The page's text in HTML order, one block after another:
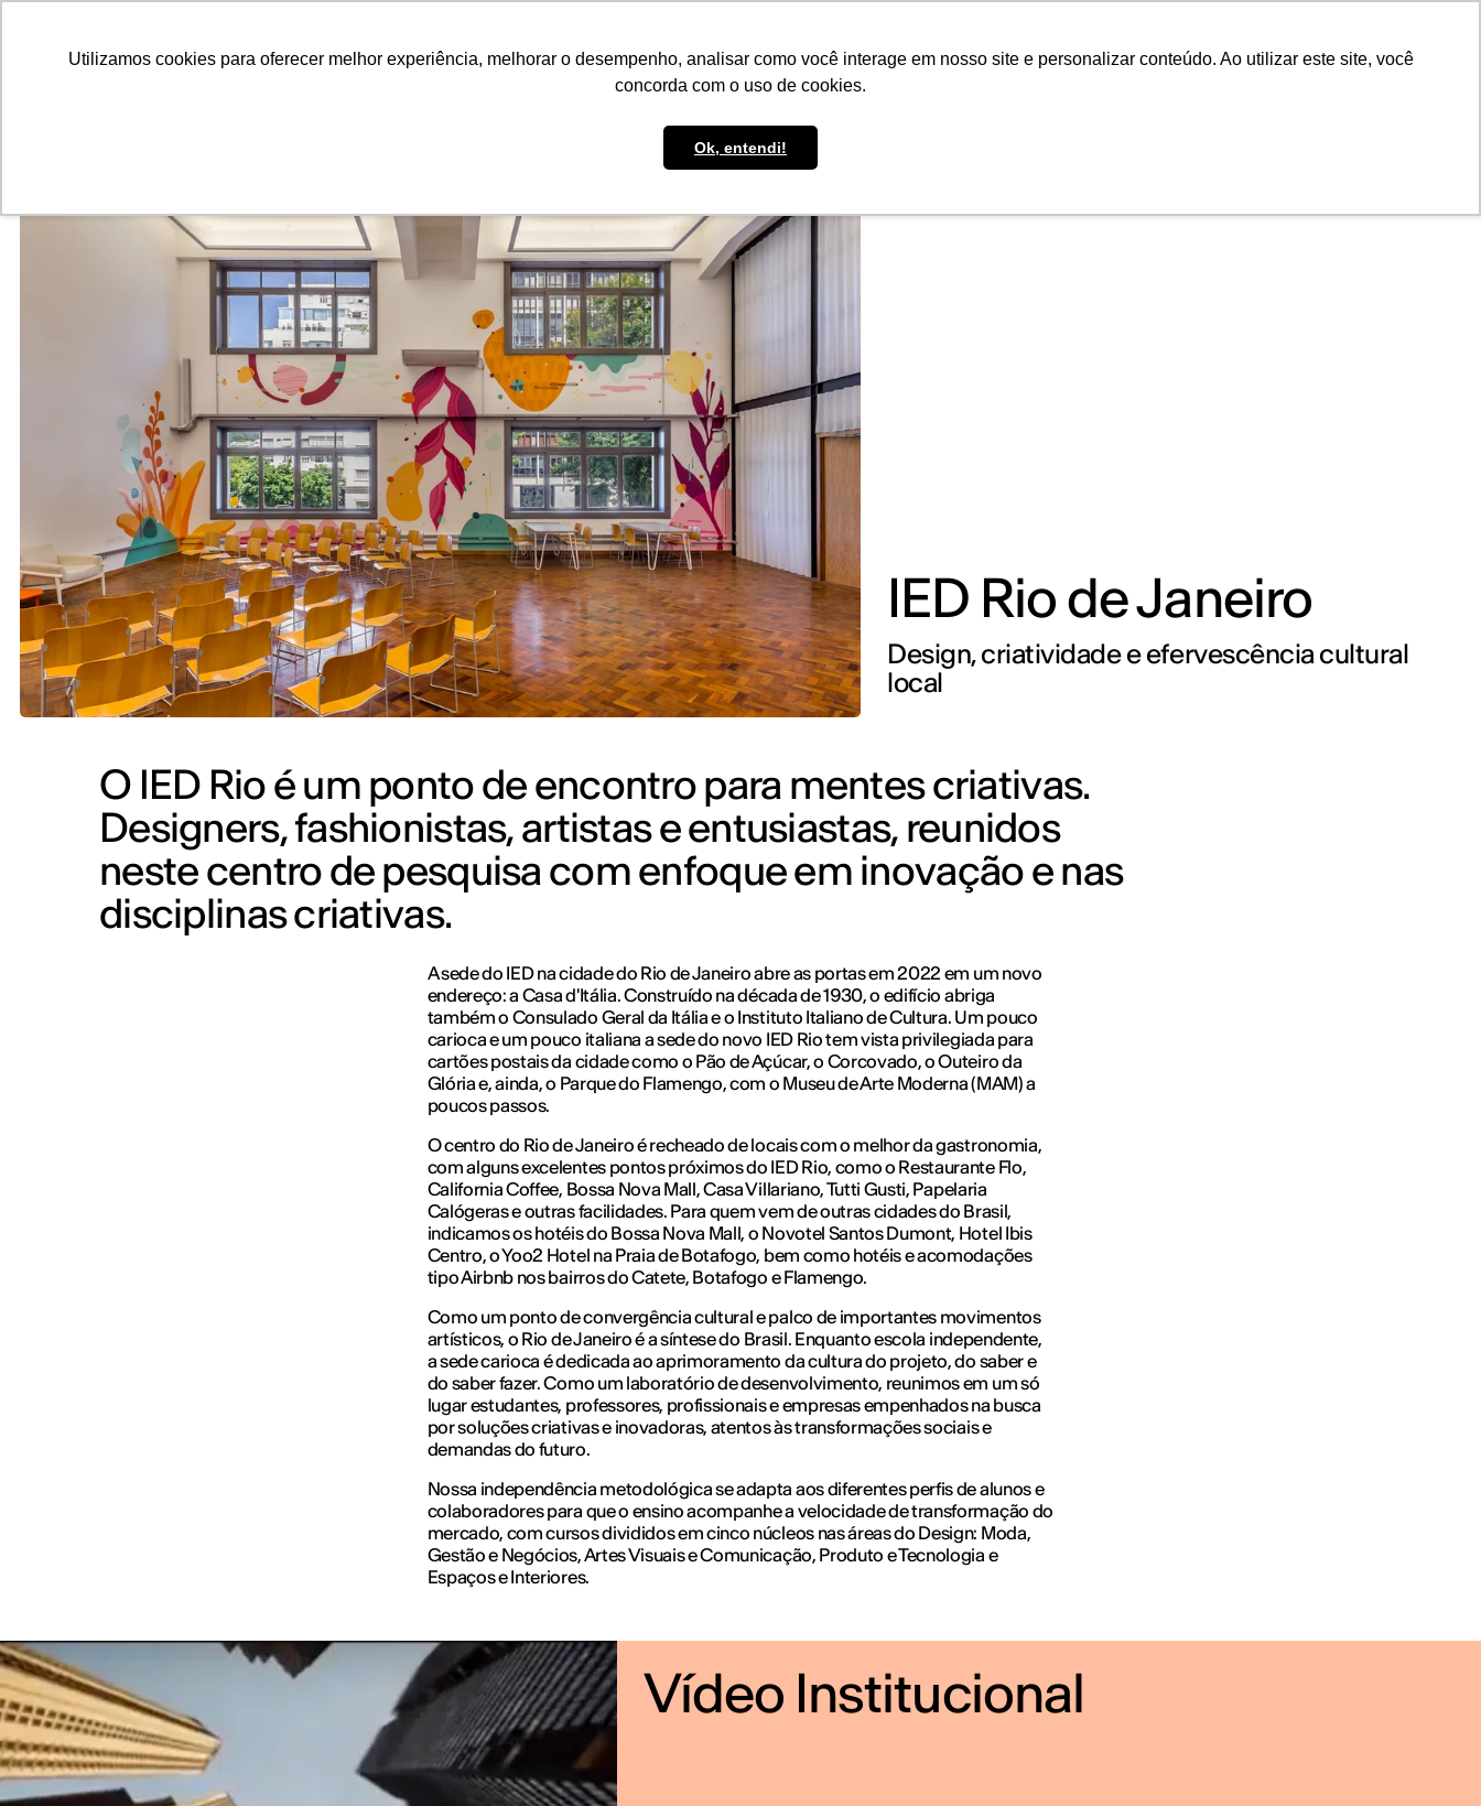
Utilizamos cookies para oferecer melhor experiência, melhorar o desempenho, analisar como você interage em nosso site e personalizar conteúdo. Ao utilizar este site, você
concorda com o uso de cookies.
Ok, entendi!
IED Rio de Janeiro
Design, criatividade e efervescência cultural
local
O IED Rio é um ponto de encontro para mentes criativas.
Designers, fashionistas, artistas e entusiastas, reunidos
neste centro de pesquisa com enfoque em inovação e nas
disciplinas criativas.
A sede do IED na cidade do Rio de Janeiro abre as portas em 2022 em um novo
endereço: a Casa d'Itália. Construído na década de 1930, o edifício abriga
também o Consulado Geral da Itália e o Instituto Italiano de Cultura. Um pouco
carioca e um pouco italiana a sede do novo IED Rio tem vista privilegiada para
cartões postais da cidade como o Pão de Açúcar, o Corcovado, o Outeiro da
Glória e, ainda, o Parque do Flamengo, com o Museu de Arte Moderna (MAM) a
poucos passos.
O centro do Rio de Janeiro é recheado de locais com o melhor da gastronomia,
com alguns excelentes pontos próximos do IED Rio, como o Restaurante Flo,
California Coffee, Bossa Nova Mall, Casa Villariano, Tutti Gusti, Papelaria
Calógeras e outras facilidades. Para quem vem de outras cidades do Brasil,
indicamos os hotéis do Bossa Nova Mall, o Novotel Santos Dumont, Hotel Ibis
Centro, o Yoo2 Hotel na Praia de Botafogo, bem como hotéis e acomodações
tipo Airbnb nos bairros do Catete, Botafogo e Flamengo.
Como um ponto de convergência cultural e palco de importantes movimentos
artísticos, o Rio de Janeiro é a síntese do Brasil. Enquanto escola independente,
a sede carioca é dedicada ao aprimoramento da cultura do projeto, do saber e
do saber fazer. Como um laboratório de desenvolvimento, reunimos em um só
lugar estudantes, professores, profissionais e empresas empenhados na busca
por soluções criativas e inovadoras, atentos às transformações sociais e
demandas do futuro.
Nossa independência metodológica se adapta aos diferentes perfis de alunos e
colaboradores para que o ensino acompanhe a velocidade de transformação do
mercado, com cursos divididos em cinco núcleos nas áreas do Design: Moda,
Gestão e Negócios, Artes Visuais e Comunicação, Produto e Tecnologia e
Espaços e Interiores.
Vídeo Institucional